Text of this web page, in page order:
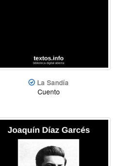
La Sandía
Cuento